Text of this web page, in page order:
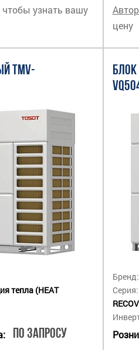
чтобы узнать вашу
цену
TMV-
тепла (HEAT
По запросу
Бренд:
Серия: